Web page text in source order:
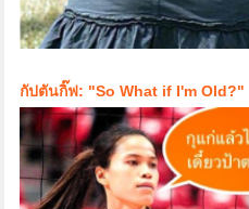
กัปตันกิ๊ฟ: "So What if I'm Old?"